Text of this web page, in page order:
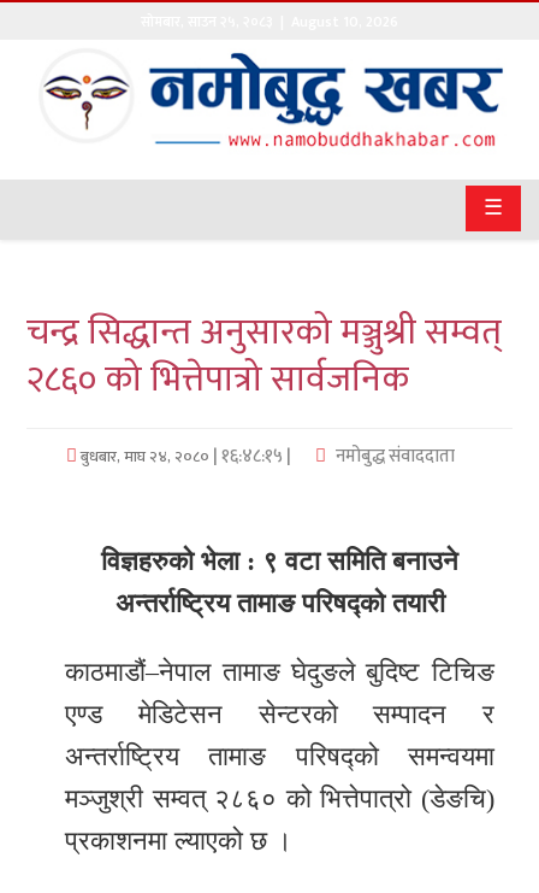
गृहपृष्ठ
राजनीति
अर्थवाणिज्य
अन्तराष्ट्रिय
सूचना
प्रविधि
साहित्य
☰
चन्द्र सिद्धान्त अनुसारको मञ्जुश्री सम्वत्
२८६० को भित्तेपात्रो सार्वजनिक
बुधबार, माघ २४, २०८० | १६:४८:१५ | नमोबुद्ध संवाददाता
विज्ञहरुको भेला : ९ वटा समिति बनाउने
अन्तर्राष्ट्रिय तामाङ परिषद्को तयारी
काठमाडौं–नेपाल तामाङ घेदुङले बुदिष्ट टिचिङ
एण्ड मेडिटेसन सेन्टरको सम्पादन र
अन्तर्राष्ट्रिय तामाङ परिषद्को समन्वयमा
मञ्जुश्री सम्वत् २८६० को भित्तेपात्रो (डेङचि)
प्रकाशनमा ल्याएको छ ।